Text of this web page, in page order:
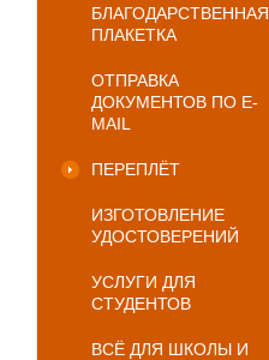
БЛАГОДАРСТВЕННАЯ
ПЛАКЕТКА
ОТПРАВКА
ДОКУМЕНТОВ ПО E-
MAIL
ПЕРЕПЛЁТ
ИЗГОТОВЛЕНИЕ
УДОСТОВЕРЕНИЙ
УСЛУГИ ДЛЯ
СТУДЕНТОВ
ВСЁ ДЛЯ ШКОЛЫ И